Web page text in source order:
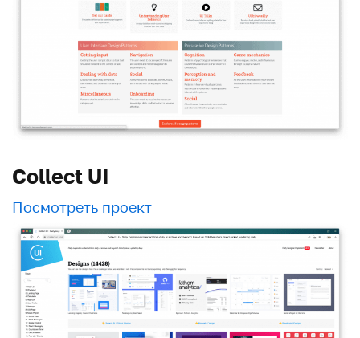
Collect UI
Посмотреть проект